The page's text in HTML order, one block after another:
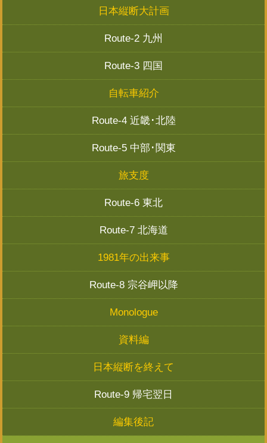
日本縦断大計画
Route-2 九州
Route-3 四国
自転車紹介
Route-4 近畿･北陸
Route-5 中部･関東
旅支度
Route-6 東北
Route-7 北海道
1981年の出来事
Route-8 宗谷岬以降
Monologue
資料編
日本縦断を終えて
Route-9 帰宅翌日
編集後記